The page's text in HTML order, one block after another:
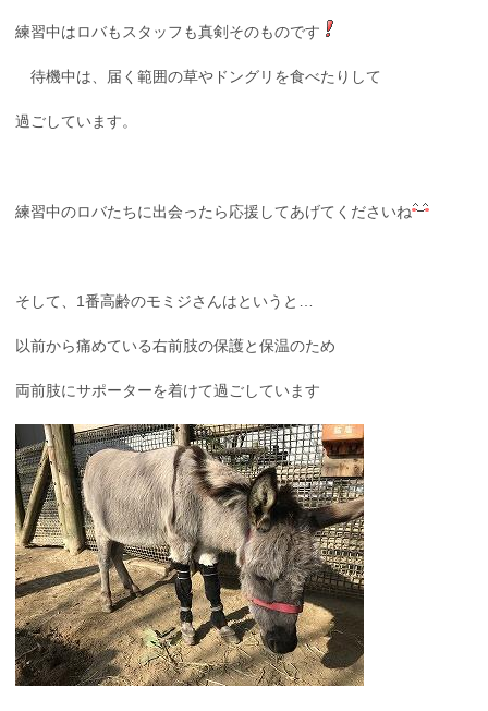
練習中はロバもスタッフも真剣そのものです
待機中は、届く範囲の草やドングリを食べたりして
過ごしています。
練習中のロバたちに出会ったら応援してあげてくださいね
そして、1番高齢のモミジさんはというと…
以前から痛めている右前肢の保護と保温のため
両前肢にサポーターを着けて過ごしています